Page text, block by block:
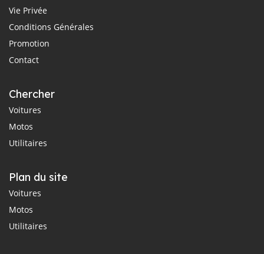
Vie Privée
Conditions Générales
Promotion
Contact
Chercher
Voitures
Motos
Utilitaires
Plan du site
Voitures
Motos
Utilitaires